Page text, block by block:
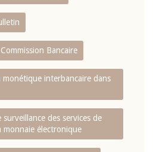
Bancaire
interbancaire dans
des services de
monnaie électronique